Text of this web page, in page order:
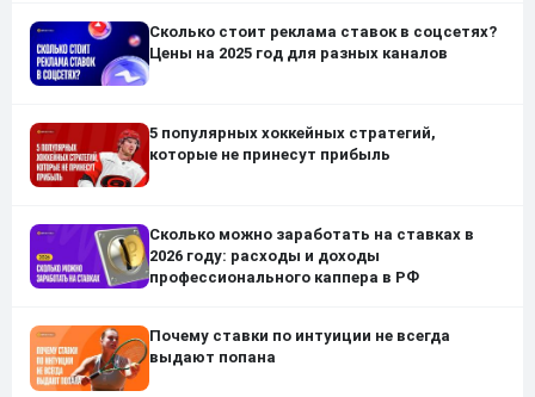
Сколько стоит реклама ставок в соцсетях?
Цены на 2025 год для разных каналов
5 популярных хоккейных стратегий,
которые не принесут прибыль
Сколько можно заработать на ставках в
2026 году: расходы и доходы
профессионального каппера в РФ
Почему ставки по интуиции не всегда
выдают попана